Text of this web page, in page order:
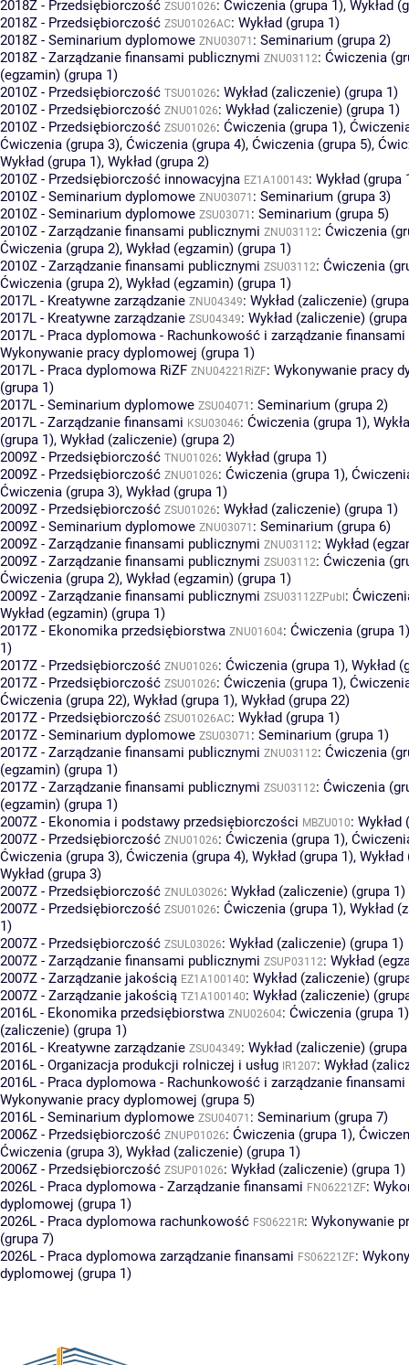
2018Z - Przedsiębiorczość ZSU01026: Ćwiczenia (grupa 1), Wykład
2018Z - Przedsiębiorczość ZSU01026AC: Wykład (grupa 1)
2018Z - Seminarium dyplomowe ZNU03071 : Seminarium (grupa 2)
2018Z - Zarządzanie finansami publicznymi ZNU03112: Ćwiczenia
(egzamin) (grupa 1)
2010Z - Przedsiębiorczość TSU01026: Wykład (zaliczenie) (grupa 1)
2010Z - Przedsiębiorczość ZNU01026: Wykład (zaliczenie) (grupa 1)
2010Z - Przedsiębiorczość ZSU01026: Ćwiczenia (grupa 1),
Ćwiczenia (grupa 3), Ćwiczenia (grupa 4), Ćwiczenia (grupa 5),
Wykład (grupa 1), Wykład (grupa 2)
2010Z - Przedsiębiorczość innowacyjna EZ1A100143: Wykład (grupa
2010Z - Seminarium dyplomowe ZNU03071 : Seminarium (grupa 3)
2010Z - Seminarium dyplomowe ZSU03071 : Seminarium (grupa 5)
2010Z - Zarządzanie finansami publicznymi ZNU03112: Ćwiczenia
Ćwiczenia (grupa 2), Wykład (egzamin) (grupa 1)
2010Z - Zarządzanie finansami publicznymi ZSU03112: Ćwiczenia
Ćwiczenia (grupa 2), Wykład (egzamin) (grupa 1)
2017L - Kreatywne zarządzanie ZNU04349: Wykład (zaliczenie)
2017L - Kreatywne zarządzanie ZSU04349: Wykład (zaliczenie)
2017L - Praca dyplomowa - Rachunkowość i zarządzanie finansami
Wykonywanie pracy dyplomowej (grupa 1)
2017L - Praca dyplomowa RiZF ZNU04221RiZF: Wykonywanie pracy
(grupa 1)
2017L - Seminarium dyplomowe ZSU04071 : Seminarium (grupa 2)
2017L - Zarządzanie finansami KSU03046: Ćwiczenia (grupa 1),
(grupa 1), Wykład (zaliczenie) (grupa 2)
2009Z - Przedsiębiorczość TNU01026: Wykład (grupa 1)
2009Z - Przedsiębiorczość ZNU01026: Ćwiczenia (grupa 1),
Ćwiczenia (grupa 3), Wykład (grupa 1)
2009Z - Przedsiębiorczość ZSU01026: Wykład (zaliczenie) (grupa 1)
2009Z - Seminarium dyplomowe ZNU03071 : Seminarium (grupa 6)
2009Z - Zarządzanie finansami publicznymi ZNU03112: Wykład
2009Z - Zarządzanie finansami publicznymi ZSU03112: Ćwiczenia
Ćwiczenia (grupa 2), Wykład (egzamin) (grupa 1)
2009Z - Zarządzanie finansami publicznymi ZSU03112ZPubl:
Wykład (egzamin) (grupa 1)
2017Z - Ekonomika przedsiębiorstwa ZNU01604: Ćwiczenia (grupa 1)
1)
2017Z - Przedsiębiorczość ZNU01026: Ćwiczenia (grupa 1), Wykład
2017Z - Przedsiębiorczość ZSU01026: Ćwiczenia (grupa 1),
Ćwiczenia (grupa 22), Wykład (grupa 1), Wykład (grupa 22)
2017Z - Przedsiębiorczość ZSU01026AC: Wykład (grupa 1)
2017Z - Seminarium dyplomowe ZSU03071 : Seminarium (grupa 1)
2017Z - Zarządzanie finansami publicznymi ZNU03112: Ćwiczenia
(egzamin) (grupa 1)
2017Z - Zarządzanie finansami publicznymi ZSU03112: Ćwiczenia
(egzamin) (grupa 1)
2007Z - Ekonomia i podstawy przedsiębiorczości MBZU010: Wykład
2007Z - Przedsiębiorczość ZNU01026: Ćwiczenia (grupa 1),
Ćwiczenia (grupa 3), Ćwiczenia (grupa 4), Wykład (grupa 1),
Wykład (grupa 3)
2007Z - Przedsiębiorczość ZNUL03026: Wykład (zaliczenie) (grupa 1)
2007Z - Przedsiębiorczość ZSU01026: Ćwiczenia (grupa 1), Wykład
1)
2007Z - Przedsiębiorczość ZSUL03026: Wykład (zaliczenie) (grupa 1)
2007Z - Zarządzanie finansami publicznymi ZSUP03112: Wykład
2007Z - Zarządzanie jakością EZ1A100140: Wykład (zaliczenie)
2007Z - Zarządzanie jakością TZ1A100140: Wykład (zaliczenie)
2016L - Ekonomika przedsiębiorstwa ZNU02604: Ćwiczenia (grupa 1)
(zaliczenie) (grupa 1)
2016L - Kreatywne zarządzanie ZSU04349: Wykład (zaliczenie)
2016L - Organizacja produkcji rolniczej i usług IR1207: Wykład
2016L - Praca dyplomowa - Rachunkowość i zarządzanie finansami
Wykonywanie pracy dyplomowej (grupa 5)
2016L - Seminarium dyplomowe ZSU04071 : Seminarium (grupa 7)
2006Z - Przedsiębiorczość ZNUP01026: Ćwiczenia (grupa 1),
Ćwiczenia (grupa 3), Wykład (zaliczenie) (grupa 1)
2006Z - Przedsiębiorczość ZSUP01026: Wykład (zaliczenie) (grupa 1)
2026L - Praca dyplomowa - Zarządzanie finansami FN06221ZF:
dyplomowej (grupa 1)
2026L - Praca dyplomowa rachunkowość FS06221R: Wykonywanie
(grupa 7)
2026L - Praca dyplomowa zarządzanie finansami FS06221ZF:
dyplomowej (grupa 1)